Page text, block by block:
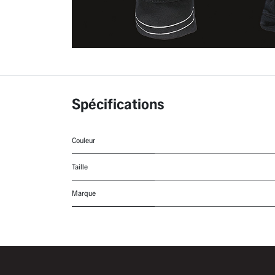
Spécifications
Couleur
Taille
Marque